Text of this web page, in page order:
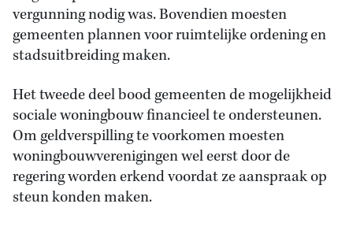
vergunning nodig was. Bovendien moesten
gemeenten plannen voor ruimtelijke ordening en
stadsuitbreiding maken.
Het tweede deel bood gemeenten de mogelijkheid
sociale woningbouw financieel te ondersteunen.
Om geldverspilling te voorkomen moesten
woningbouwverenigingen wel eerst door de
regering worden erkend voordat ze aanspraak op
steun konden maken.